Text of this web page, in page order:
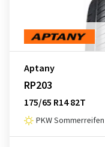
Aptany
RP203
175/65 R14 82T
PKW Sommerreifen